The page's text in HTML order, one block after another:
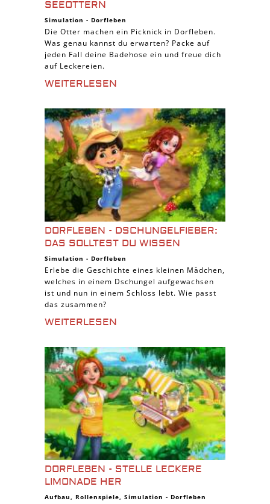
SEEOTTERN
Simulation - Dorfleben
Die Otter machen ein Picknick in Dorfleben.
Was genau kannst du erwarten? Packe auf
jeden Fall deine Badehose ein und freue dich
auf Leckereien.
WEITERLESEN
DORFLEBEN - DSCHUNGELFIEBER:
DAS SOLLTEST DU WISSEN
Simulation - Dorfleben
Erlebe die Geschichte eines kleinen Mädchen,
welches in einem Dschungel aufgewachsen
ist und nun in einem Schloss lebt. Wie passt
das zusammen?
WEITERLESEN
DORFLEBEN - STELLE LECKERE
LIMONADE HER
Aufbau, Rollenspiele, Simulation - Dorfleben